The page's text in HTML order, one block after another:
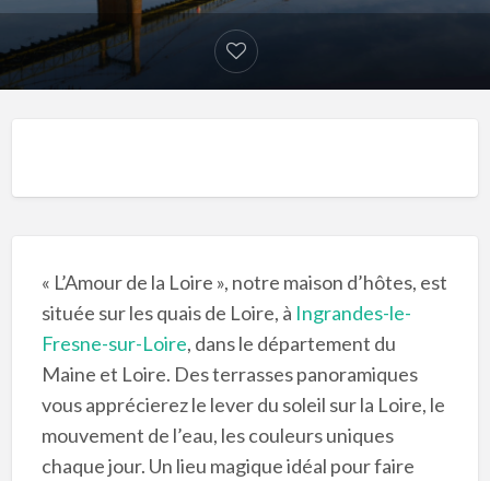
« L’Amour de la Loire », notre maison d’hôtes, est
située sur les quais de Loire, à Ingrandes-le-
Fresne-sur-Loire, dans le département du
Maine et Loire. Des terrasses panoramiques
vous apprécierez le lever du soleil sur la Loire, le
mouvement de l’eau, les couleurs uniques
chaque jour. Un lieu magique idéal pour faire